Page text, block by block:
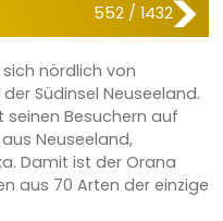
552 / 1432
nördlich von
Südinsel Neuseeland.
seinen Besuchern auf
Neuseeland,
Damit ist der Orana
aus 70 Arten der einzige